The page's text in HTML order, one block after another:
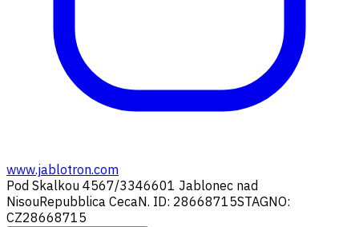
www.jablotron.com
Pod Skalkou 4567/3346601 Jablonec nad
NisouRepubblica CecaN. ID: 28668715STAGNO:
CZ28668715